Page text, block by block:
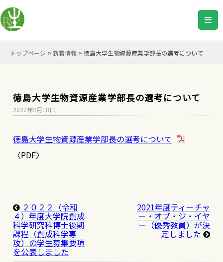
トップページ > 新着情報 > 徳島大学生物資源産業学部長の選考について
徳島大学生物資源産業学部長の選考について
2022年2月18日
徳島大学生物資源産業学部長の選考について
〈PDF〉
２０２２（令和
４）年度大学院創成
科学研究科博士後期
課程（創成科学専
攻）の学生募集要項
を公表しました
2021年度ティーチャ
ー・オブ・ジ・イヤ
ー（優秀教員）が決
定しました